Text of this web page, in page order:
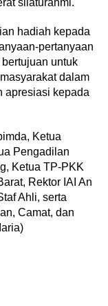
hadiah kepada
pertanyaan
untuk
dalam
apresiasi kepada
Ketua
Pengadilan
Ketua TP-PKK
Rektor IAI An
Ahli, serta
Camat, dan